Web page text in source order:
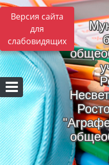
Версия сайта
для
слабовидящих